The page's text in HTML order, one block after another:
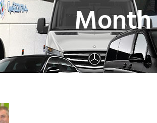
Month